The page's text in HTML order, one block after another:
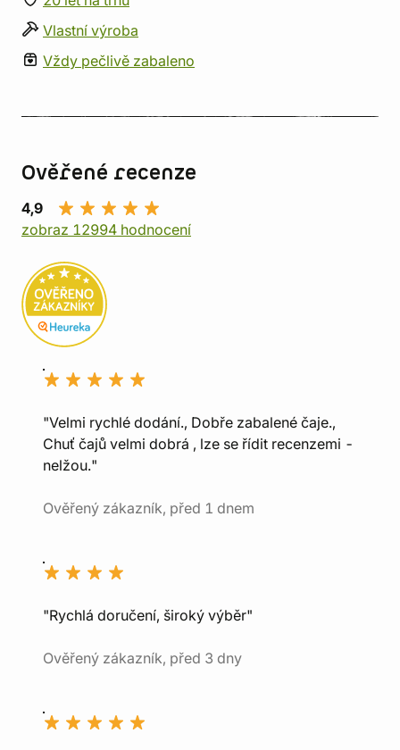
Vlastní výroba
Vždy pečlivě zabaleno
Ověřené recenze
4,9
zobraz 12994 hodnocení
"Velmi rychlé dodání., Dobře zabalené čaje.,
Chuť čajů velmi dobrá , lze se řídit recenzemi -
nelžou."
Ověřený zákazník, před 1 dnem
"Rychlá doručení, široký výběr"
Ověřený zákazník, před 3 dny